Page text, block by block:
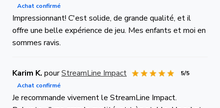
Achat confirmé
Impressionnant! C'est solide, de grande qualité, et il
offre une belle expérience de jeu. Mes enfants et moi en
sommes ravis.
Karim K. pourStreamLine Impact
5/5
Achat confirmé
Je recommande vivement le StreamLine Impact.